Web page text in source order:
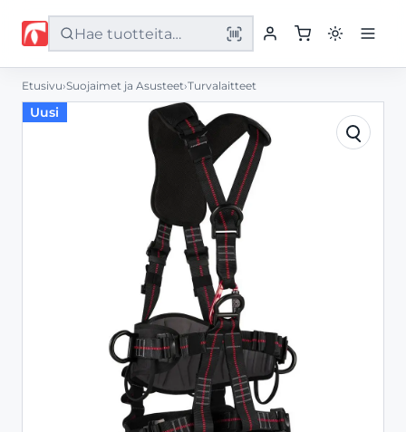
Etusivu
Etusivu›Suojaimet ja Asusteet›Turvalaitteet
Uusi